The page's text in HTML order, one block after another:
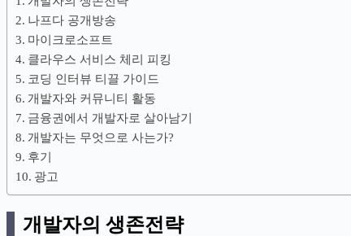
나프다 공개방송
마이크로소프트
클라우스 서비스 체리 피킹
코딩 인터뷰 티끌 가이드
개발자와 커뮤니티 활동
금융권에서 개발자로 살아남기
개발자는 무엇으로 사는가?
후기
광고
개발자의 생존전략